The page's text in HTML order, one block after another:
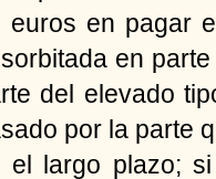
euros en pagar
en
del elevado
por la parte
el largo plazo;